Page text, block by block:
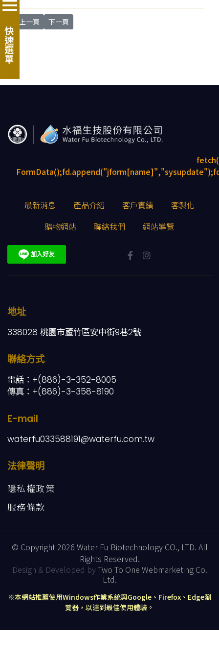
上一篇文章: 水福型錄2022
上一頁 下一篇文章: Waterfu3588191 線上商店 | 蝦皮購物
下一頁
最新消息 產品介紹 客戶實績
客製化
購物網站
聯絡我們 網站導覽
地址
338028 桃園市蘆竹區安中街9巷2號
聯絡方式
電話：+(886)-3-352-8005
傳真：+(886)-3-358-8190
E-mail
waterfu033588191@waterfu.com.tw
法律聲明
隱私權政策
服務條款
© Copyright 2026 Water Fu Biotechnology CO., LTD. All
Rights Reserved.
Design & Developed byTwo To One Webmarketing Co.
Ltd.
※本網站推薦使用Windows作業系統與Google、Firefox、Edge瀏
覽器，以達到最佳使用體驗。
快速選單